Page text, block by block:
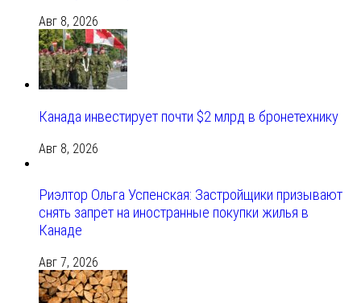
Авг 8, 2026
Канада инвестирует почти $2 млрд в бронетехнику
Авг 8, 2026
Риэлтор Ольга Успенская: Застройщики призывают
снять запрет на иностранные покупки жилья в
Канаде
Авг 7, 2026